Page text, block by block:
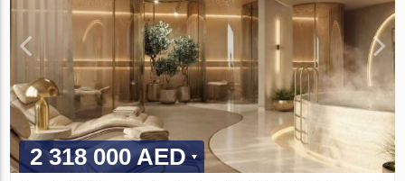
2 318 000 AED